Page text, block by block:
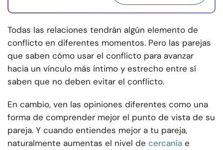
Todas las relaciones tendrán algún elemento de
conflicto en diferentes momentos. Pero las parejas
que saben cómo usar el conflicto para avanzar
hacia un vínculo más íntimo y estrecho entre sí
saben que no deben evitar el conflicto.
En cambio, ven las opiniones diferentes como una
forma de comprender mejor el punto de vista de su
pareja. Y cuando entiendes mejor a tu pareja,
naturalmente aumentas el nivel de cercanía e